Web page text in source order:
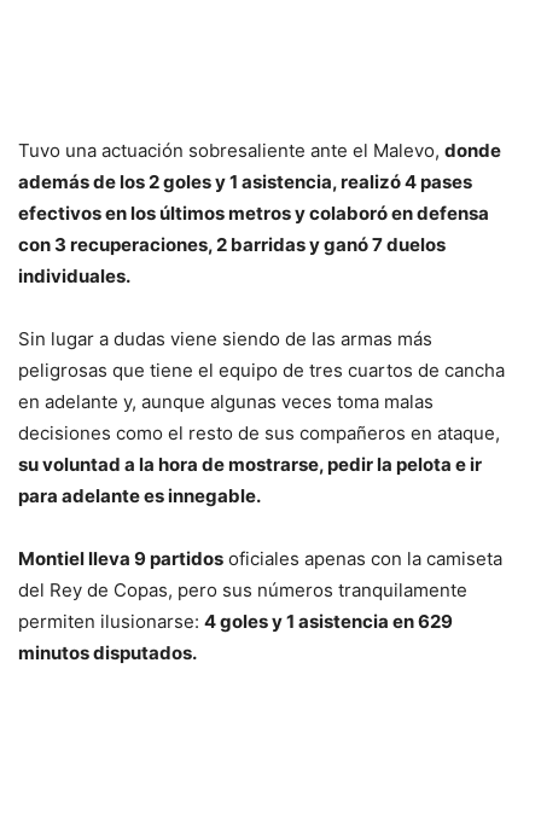
Tuvo una actuación sobresaliente ante el Malevo, donde
además de los 2 goles y 1 asistencia, realizó 4 pases
efectivos en los últimos metros y colaboró en defensa
con 3 recuperaciones, 2 barridas y ganó 7 duelos
individuales.
Sin lugar a dudas viene siendo de las armas más
peligrosas que tiene el equipo de tres cuartos de cancha
en adelante y, aunque algunas veces toma malas
decisiones como el resto de sus compañeros en ataque,
su voluntad a la hora de mostrarse, pedir la pelota e ir
para adelante es innegable.
Montiel lleva 9 partidos oficiales apenas con la camiseta
del Rey de Copas, pero sus números tranquilamente
permiten ilusionarse: 4 goles y 1 asistencia en 629
minutos disputados.